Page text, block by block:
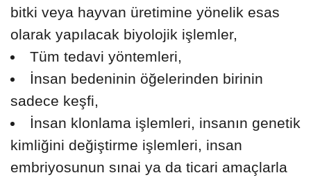
bitki veya hayvan üretimine yönelik esas
olarak yapılacak biyolojik işlemler,
Tüm tedavi yöntemleri,
İnsan bedeninin öğelerinden birinin
sadece keşfi,
İnsan klonlama işlemleri, insanın genetik
kimliğini değiştirme işlemleri, insan
embriyosunun sınai ya da ticari amaçlarla